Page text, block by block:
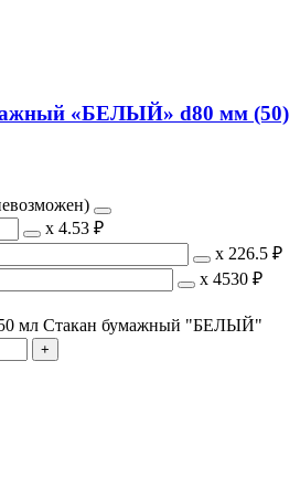
«БЕЛЫЙ» d80 мм (50)
х 4.53 ₽
х 226.5 ₽
х 4530 ₽
мл Стакан бумажный "БЕЛЫЙ"